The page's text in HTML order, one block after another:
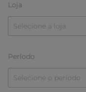
Loja
Período